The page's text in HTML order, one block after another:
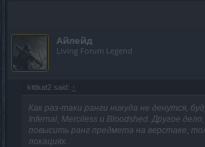
Айлейд
Living Forum Legend
kittkat2 said: ↑
Как раз-таки ранги никуда не денутся,
Infernal, Merciless и Bloodshed. Другое
повысить ранг предмета на верстаке,
локациях.